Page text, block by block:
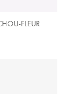
FLEUR